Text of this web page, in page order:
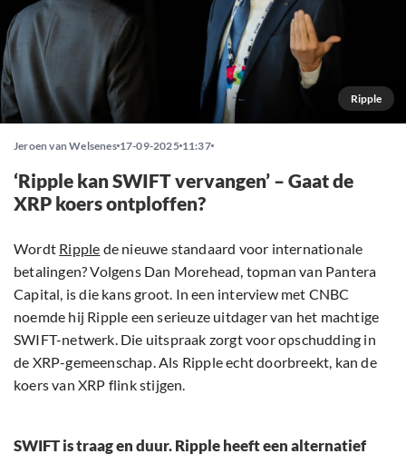
Ripple
Jeroen van Welsenes 17-09-2025 11:37
‘Ripple kan SWIFT vervangen’ – Gaat de
XRP koers ontploffen?
Wordt Ripple de nieuwe standaard voor internationale
betalingen? Volgens Dan Morehead, topman van Pantera
Capital, is die kans groot. In een interview met CNBC
noemde hij Ripple een serieuze uitdager van het machtige
SWIFT-netwerk. Die uitspraak zorgt voor opschudding in
de XRP-gemeenschap. Als Ripple echt doorbreekt, kan de
koers van XRP flink stijgen.
SWIFT is traag en duur. Ripple heeft een alternatief